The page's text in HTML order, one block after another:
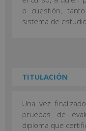
o cuestión,
sistema de estudio.
TITULACIÓN
Una vez
pruebas de
diploma que